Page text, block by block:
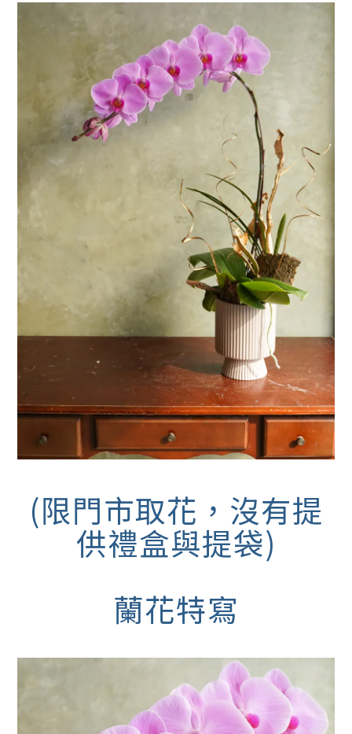
(限門市取花，沒有提
供禮盒與提袋)
蘭花特寫